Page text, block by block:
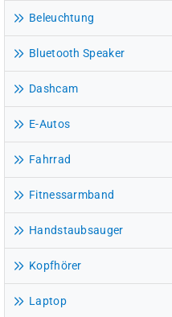
Beleuchtung
Bluetooth Speaker
Dashcam
E-Autos
Fahrrad
Fitnessarmband
Handstaubsauger
Kopfhörer
Laptop